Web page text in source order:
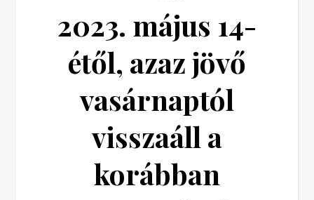
2023. május 14-
étől, azaz jövő
vasárnaptól
visszaáll a
korábban